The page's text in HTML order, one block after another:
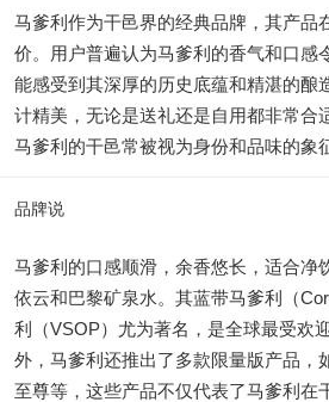
马爹利作为干邑界的经典品牌，其产品
价。用户普遍认为马爹利的香气和口感
能感受到其深厚的历史底蕴和精湛的酿
计精美，无论是送礼还是自用都非常合
马爹利的干邑常被视为身份和品味的象
品牌说
马爹利的口感顺滑，余香悠长，适合净
依云和巴黎矿泉水。其蓝带马爹利（
利（VSOP）尤为著名，是全球最受欢
外，马爹利还推出了多款限量版产品，
至尊等，这些产品不仅代表了马爹利在